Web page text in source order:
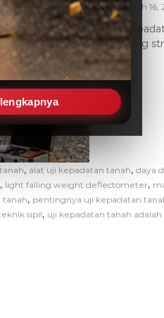
March 16,
Uji
dukung
[…]
, alat uji kepadatan tanah, daya
, light falling weight deflectometer,
tanah, pentingnya uji kepadatan
sipil, uji kepadatan tanah adalah